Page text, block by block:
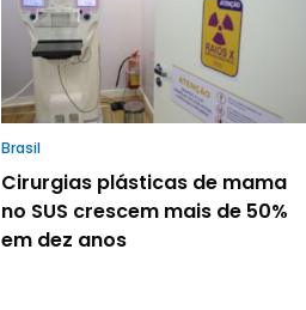
Brasil
Cirurgias plásticas de mama
no SUS crescem mais de 50%
em dez anos